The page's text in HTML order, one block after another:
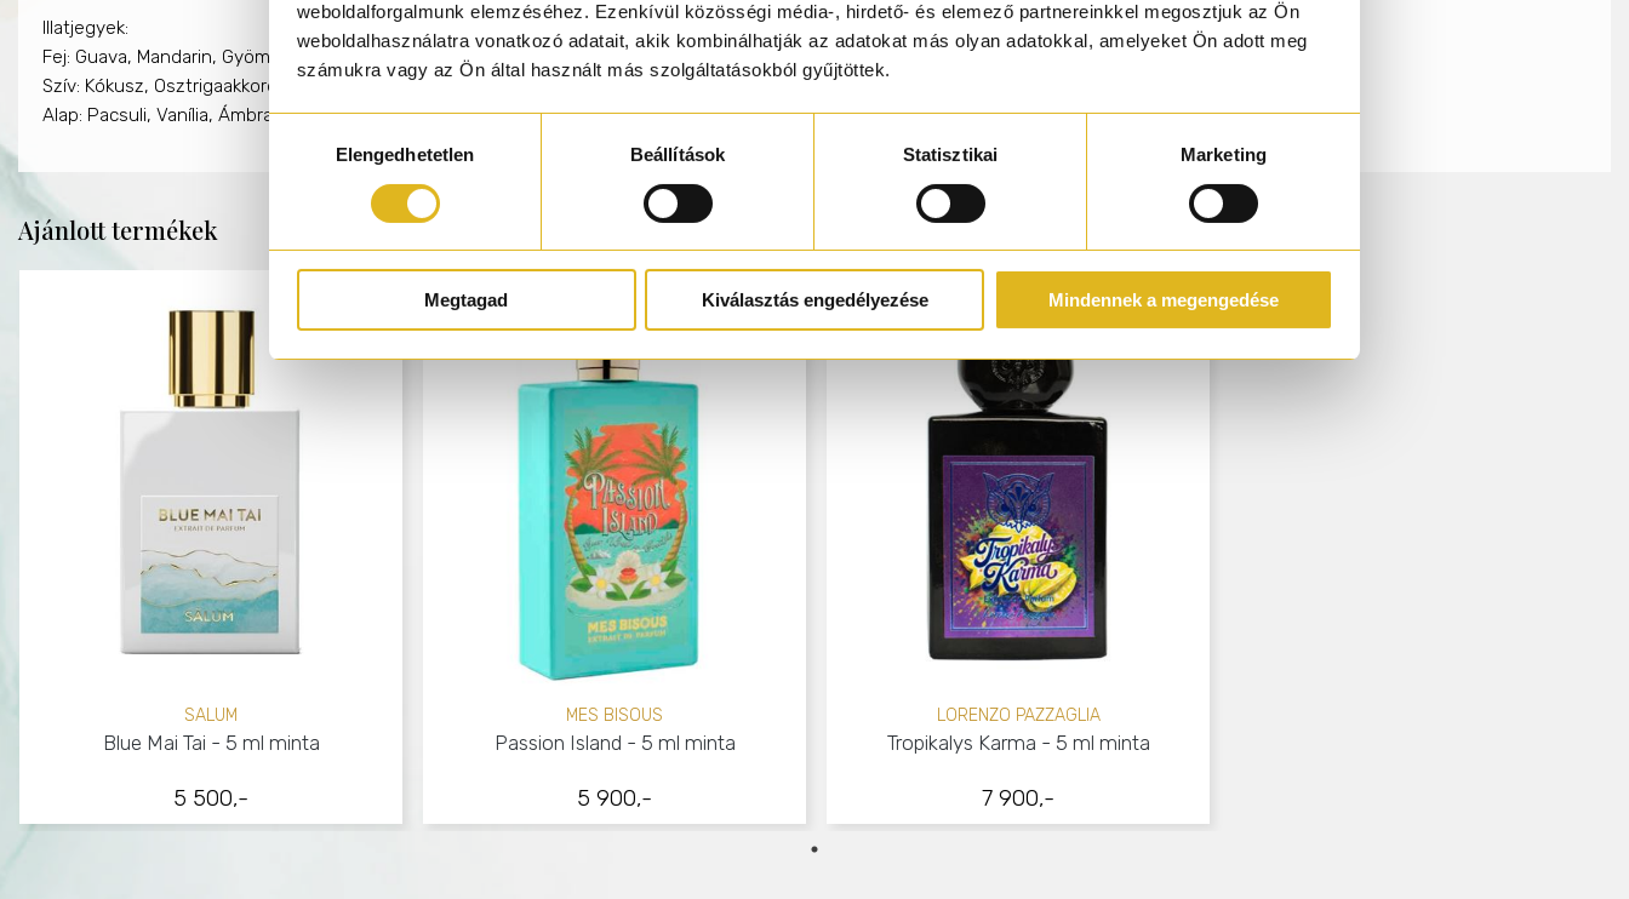
weboldalforgalmunk elemzéséhez. Ezenkívül közösségi média-, hirdető- és elemező partnereinkkel megosztjuk az Ön
weboldalhasználatra vonatkozó adatait, akik kombinálhatják az adatokat más olyan adatokkal, amelyeket Ön adott meg
számukra vagy az Ön által használt más szolgáltatásokból gyűjtöttek.
Hozzájárulás
kiválasztásaElengedhetetlen Beállítások Statisztikai Marketing
Megtagad Kiválasztás engedélyezése Mindennek a megengedése
Illatjegyek:
Fej: Guava, Mandarin, Gyömbér
Szív: Kókusz, Osztrigaakkord, Jázmin, Ylang-ylang
Alap: Pacsuli, Vanília, Ámbra, Fehér pézsma
Ajánlott termékek
5 500,-
SALUM
Blue Mai Tai - 5 ml minta
5 900,-
MES BISOUS
Passion Island - 5 ml minta
7 900,-
LORENZO PAZZAGLIA
Tropikalys Karma - 5 ml minta